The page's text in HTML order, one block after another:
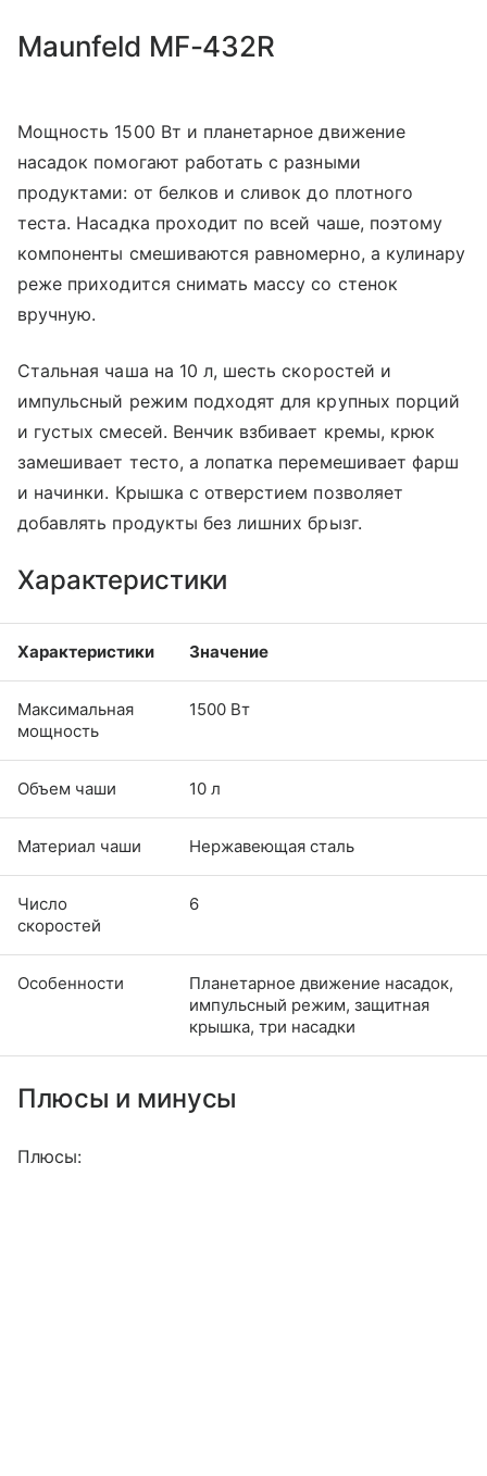
Maunfeld MF-432R
Мощность 1500 Вт и планетарное движение
насадок помогают работать с разными
продуктами: от белков и сливок до плотного
теста. Насадка проходит по всей чаше, поэтому
компоненты смешиваются равномерно, а кулинару
реже приходится снимать массу со стенок
вручную.
Стальная чаша на 10 л, шесть скоростей и
импульсный режим подходят для крупных порций
и густых смесей. Венчик взбивает кремы, крюк
замешивает тесто, а лопатка перемешивает фарш
и начинки. Крышка с отверстием позволяет
добавлять продукты без лишних брызг.
Характеристики
Характеристики Значение
Максимальная
мощность
1500 Вт
Объем чаши 10 л
Материал чаши Нержавеющая сталь
Число
скоростей
6
Особенности
Планетарное движение насадок,
импульсный режим, защитная
крышка, три насадки
Плюсы и минусы
Плюсы: